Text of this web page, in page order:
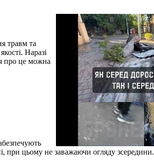
травм та
Наразі
про це можна
при цьому не заважаючи огляду зсередини.